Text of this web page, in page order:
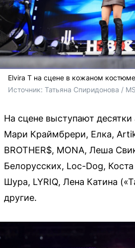
Elvira T на сцене в кожаном костюме
Источник: Татьяна Спиридонова /
На сцене выступают десятки
Мари Краймбрери, Елка, Artik
BROTHER$, MONA, Леша
Белорусских, Loc-Dog,
Шура, LYRIQ, Лена Катина
другие.